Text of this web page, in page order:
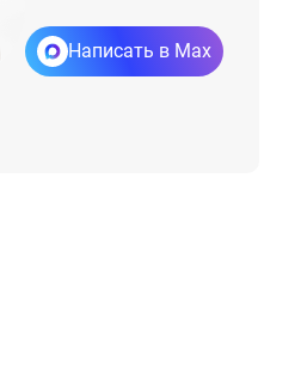
Написать в Max